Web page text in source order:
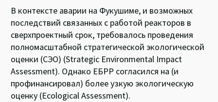
В контексте аварии на Фукушиме, и возможных
последствий связанных с работой реакторов в
сверхпроектный срок, требовалось проведения
полномасштабной стратегической экологической
оценки (СЭО) (Strategic Environmental Impact
Assessment). Однако ЕБРР согласился на (и
профинансировал) более узкую экологическую
оценку (Ecological Assessment).